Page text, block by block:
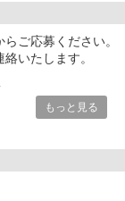
らご応募ください。
いたします。
イン面接が可能で
は、履歴書・職務
もっと見る